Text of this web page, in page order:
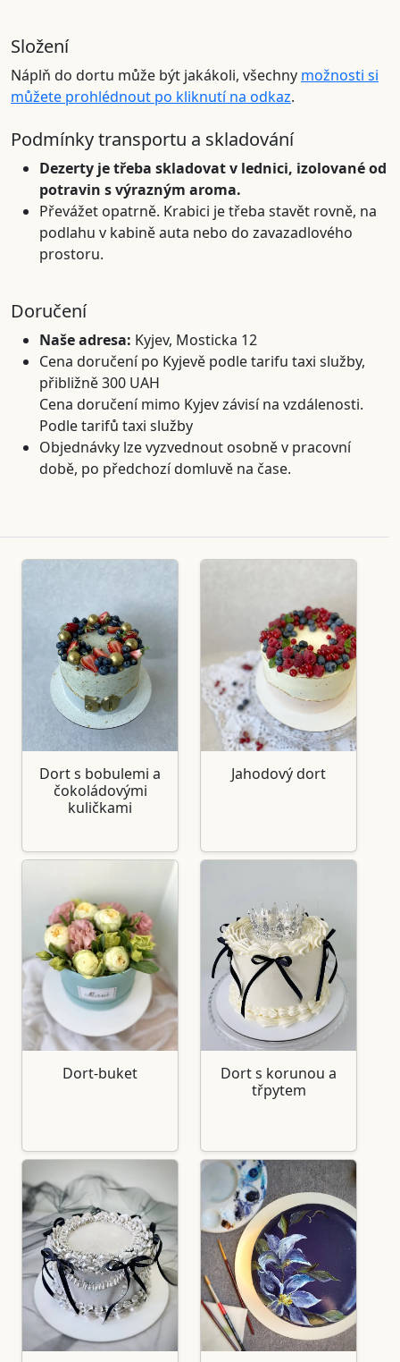
Složení
Náplň do dortu může být jakákoli, všechny možnosti si
můžete prohlédnout po kliknutí na odkaz.
Podmínky transportu a skladování
Dezerty je třeba skladovat v lednici, izolované od
potravin s výrazným aroma.
Převážet opatrně. Krabici je třeba stavět rovně, na
podlahu v kabině auta nebo do zavazadlového
prostoru.
Doručení
Naše adresa: Kyjev, Mosticka 12
Cena doručení po Kyjevě podle tarifu taxi služby,
přibližně 300 UAH
Cena doručení mimo Kyjev závisí na vzdálenosti.
Podle tarifů taxi služby
Objednávky lze vyzvednout osobně v pracovní
době, po předchozí domluvě na čase.
Dort s bobulemi a
čokoládovými
kuličkami
Jahodový dort
Dort-buket
Dort s korunou a
třpytem